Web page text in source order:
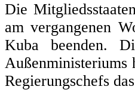
Die
am vergangenen
Kuba beenden.
Außenministeriums
Regierungschefs